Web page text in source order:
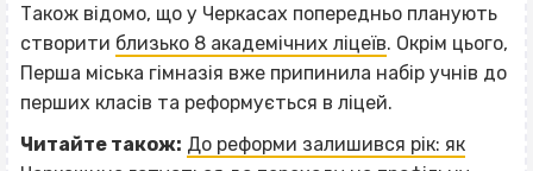
Також відомо, що у Черкасах попередньо планують
створити близько 8 академічних ліцеїв. Окрім цього,
Перша міська гімназія вже припинила набір учнів до
перших класів та реформується в ліцей.
Читайте також: До реформи залишився рік: як